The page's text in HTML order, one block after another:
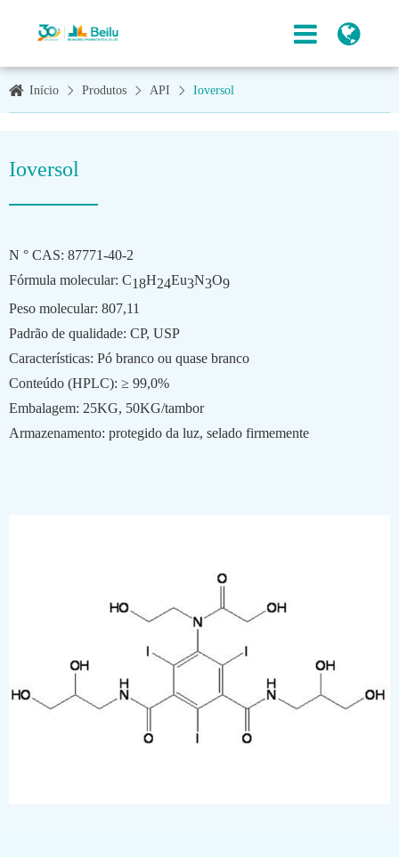
Início Produtos API Ioversol
Ioversol
N ° CAS: 87771-40-2
Fórmula molecular: C18H24Eu3N3O9
Peso molecular: 807,11
Padrão de qualidade: CP, USP
Características: Pó branco ou quase branco
Conteúdo (HPLC): ≥ 99,0%
Embalagem: 25KG, 50KG/tambor
Armazenamento: protegido da luz, selado firmemente